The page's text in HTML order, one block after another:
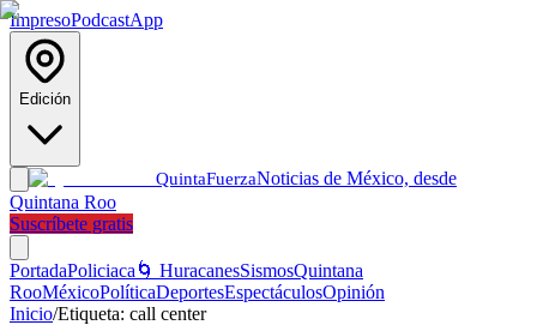
ImpresoPodcastApp
Edición
QuintaFuerzaNoticias de México, desde
Quintana Roo
Suscríbete gratis
PortadaPoliciaca 🌀 HuracanesSismosQuintana
RooMéxicoPolíticaDeportesEspectáculosOpinión
Inicio/Etiqueta: call center